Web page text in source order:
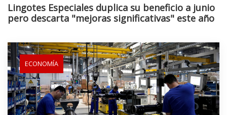
Lingotes Especiales duplica su beneficio a junio
pero descarta "mejoras significativas" este año
ECONOMÍA